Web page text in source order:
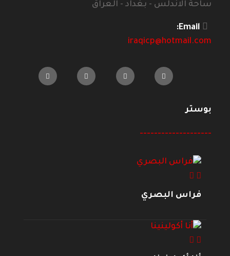
ساحة الاندلس - بغداد - العراق
Email:
iraqicp@hotmail.com
بوستر
--------------------
فراس البصري